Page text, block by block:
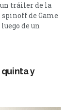
un tráiler de la
spinoff de Game
de un
de hoy. La
con ocho
quinta y